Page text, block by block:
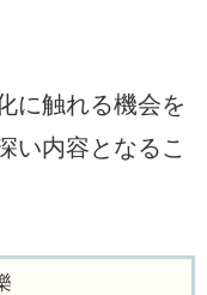
に触れる機会を
い内容となるこ